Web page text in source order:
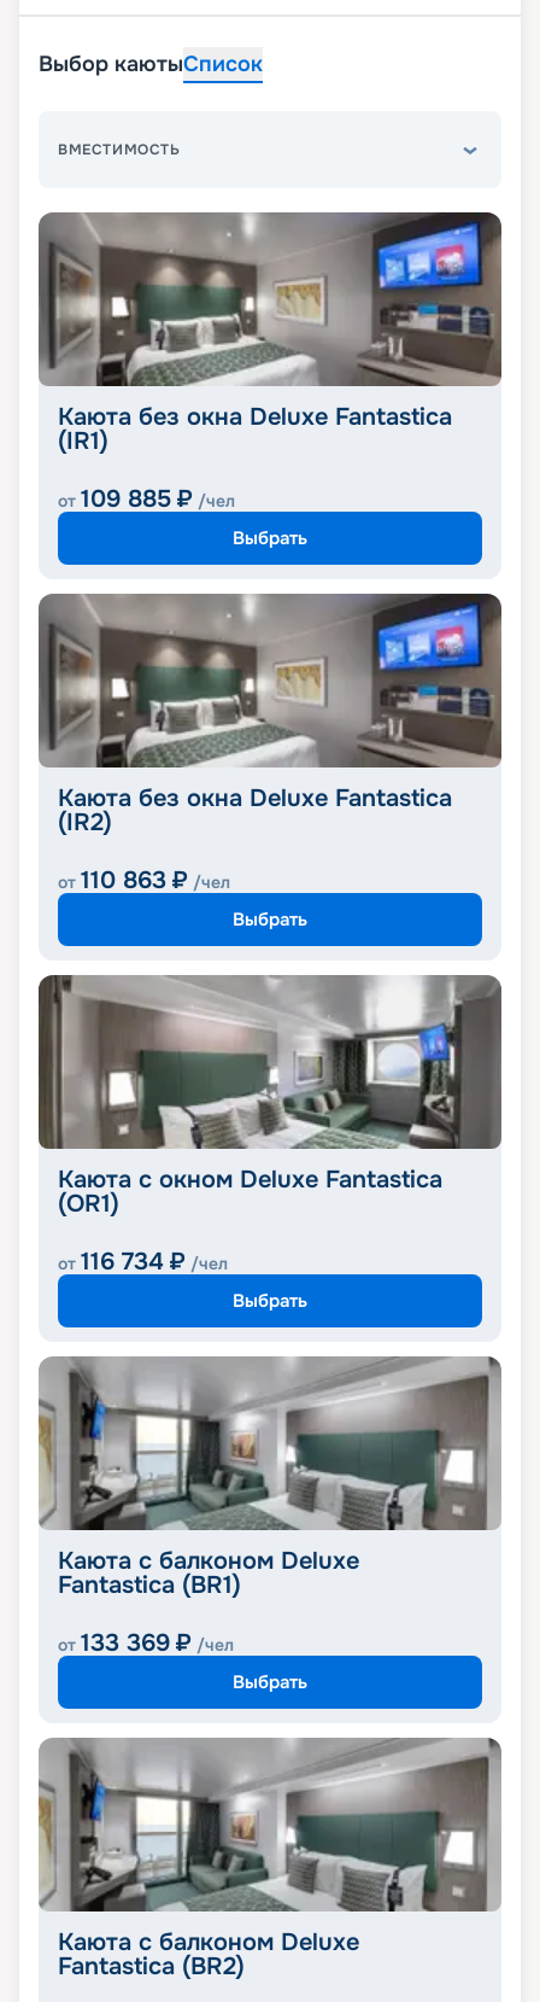
Выбор каютыСписок
ВМЕСТИМОСТЬ
Каюта без окна Deluxe Fantastica
(IR1)
от 109 885 ₽ /чел
Выбрать
Каюта без окна Deluxe Fantastica
(IR2)
от 110 863 ₽ /чел
Выбрать
Каюта с окном Deluxe Fantastica
(OR1)
от 116 734 ₽ /чел
Выбрать
Каюта с балконом Deluxe
Fantastica (BR1)
от 133 369 ₽ /чел
Выбрать
Каюта с балконом Deluxe
Fantastica (BR2)